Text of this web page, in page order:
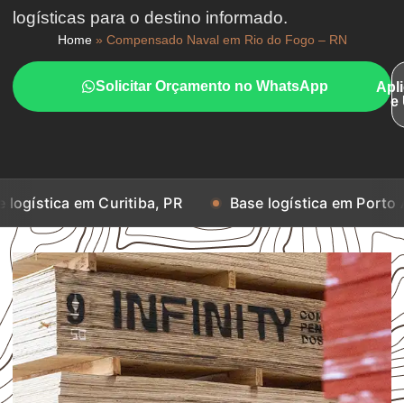
logísticas para o destino informado.
Home» Compensado Naval em Rio do Fogo – RN
Solicitar Orçamento no WhatsApp
e
em Curitiba, PR Base logística em Porto Alegre,